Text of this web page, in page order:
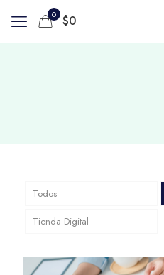
0 $0
Todos
Tienda Digital